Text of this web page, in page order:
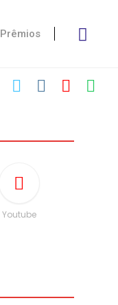
Prêmios
Youtube